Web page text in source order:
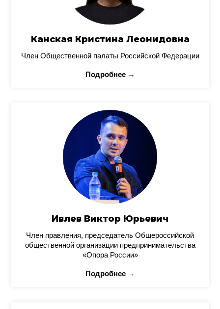
Канская Кристина Леонидовна
Член Общественной палаты Российской Федерации
Подробнее →
Ивлев Виктор Юрьевич
Член правления, председатель Общероссийской
общественной организации предпринимательства
«Опора России»
Подробнее →